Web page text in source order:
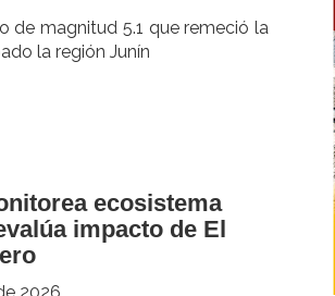
de magnitud 5.1 que remeció la
la región Junín
ecosistema
impacto de El
2026